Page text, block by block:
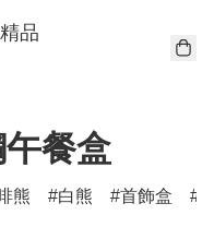
品
餐盒
熊 白熊 首飾盒